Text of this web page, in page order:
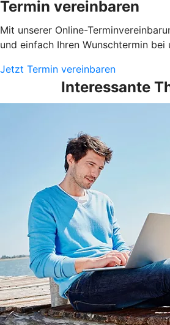
Termin vereinbaren
Mit unserer Online-
und einfach Ihren Wunschtermin bei
Jetzt Termin vereinbaren
Interessante